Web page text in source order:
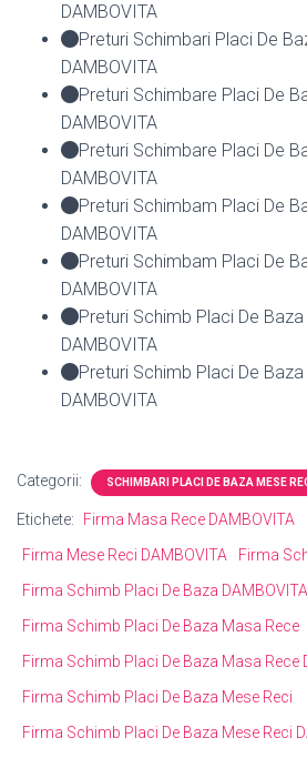
DAMBOVITA
Preturi Schimbari Placi De
DAMBOVITA
Preturi Schimbare Placi De
DAMBOVITA
Preturi Schimbare Placi De
DAMBOVITA
Preturi Schimbam Placi De
DAMBOVITA
Preturi Schimbam Placi De
DAMBOVITA
Preturi Schimb Placi De
DAMBOVITA
Preturi Schimb Placi De
DAMBOVITA
Categorii: SCHIMBARI PLACI DE BAZA MESE
Etichete:
Firma Masa Rece DAMBOVITA
Firma Mese Reci DAMBOVITA
Firma
Firma Schimb Placi De Baza DAMBOVITA
Firma Schimb Placi De Baza Masa Rece
Firma Schimb Placi De Baza Masa Rece
Firma Schimb Placi De Baza Mese Reci
Firma Schimb Placi De Baza Mese Reci